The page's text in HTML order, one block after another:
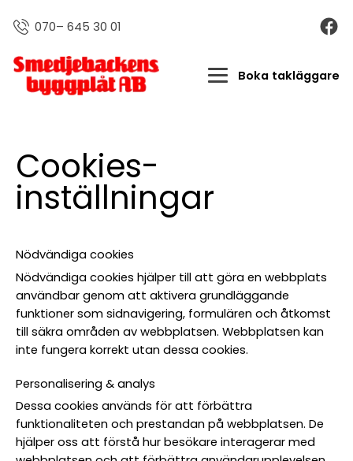
070– 645 30 01
Boka takläggare
Cookies-
inställningar
Nödvändiga cookies
Nödvändiga cookies hjälper till att göra en webbplats
användbar genom att aktivera grundläggande
funktioner som sidnavigering, formulären och åtkomst
till säkra områden av webbplatsen. Webbplatsen kan
inte fungera korrekt utan dessa cookies.
Personalisering & analys
Dessa cookies används för att förbättra
funktionaliteten och prestandan på webbplatsen. De
hjälper oss att förstå hur besökare interagerar med